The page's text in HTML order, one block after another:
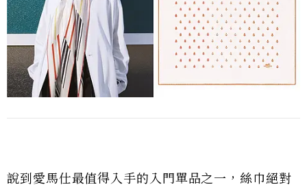
說到愛馬仕最值得入手的入門單品之一，絲巾絕對